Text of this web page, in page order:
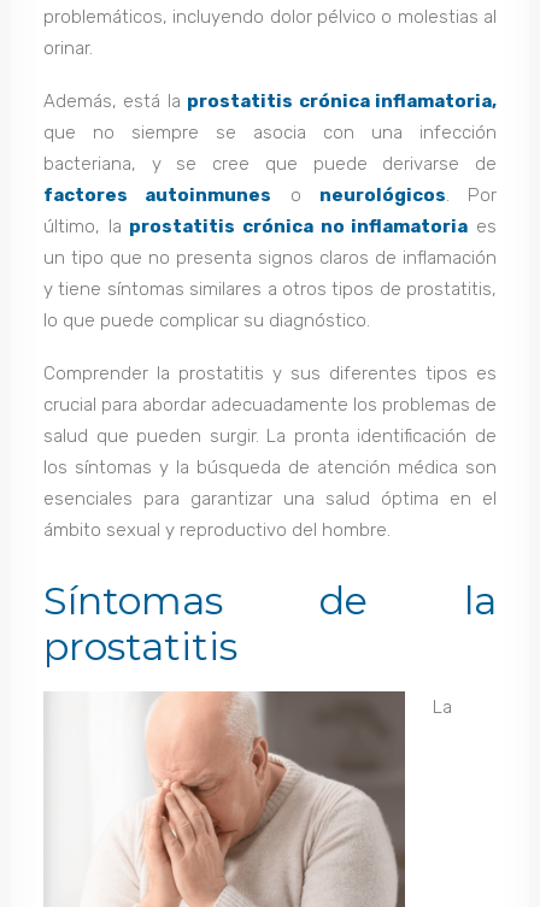
problemáticos, incluyendo dolor pélvico o molestias al
orinar.
Además, está la prostatitis crónica inflamatoria,
que no siempre se asocia con una infección
bacteriana, y se cree que puede derivarse de
factores autoinmunes o neurológicos. Por
último, la prostatitis crónica no inflamatoria es
un tipo que no presenta signos claros de inflamación
y tiene síntomas similares a otros tipos de prostatitis,
lo que puede complicar su diagnóstico.
Comprender la prostatitis y sus diferentes tipos es
crucial para abordar adecuadamente los problemas de
salud que pueden surgir. La pronta identificación de
los síntomas y la búsqueda de atención médica son
esenciales para garantizar una salud óptima en el
ámbito sexual y reproductivo del hombre.
Síntomas de la
prostatitis
La